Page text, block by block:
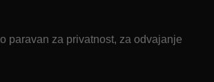
paravan za privatnost, za odvajanje